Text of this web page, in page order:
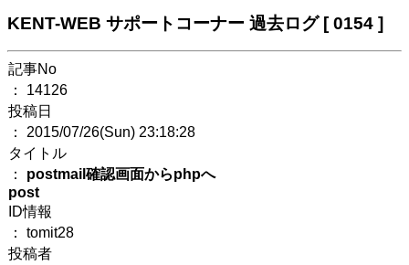
KENT-WEB サポートコーナー 過去ログ [ 0154 ]
記事No
： 14126
投稿日
： 2015/07/26(Sun) 23:18:28
タイトル
： postmail確認画面からphpへ
post
ID情報
： tomit28
投稿者